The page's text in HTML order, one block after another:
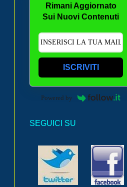
Rimani Aggiornato
Sui Nuovi Contenuti
ISCRIVITI
Powered by
SEGUICI SU